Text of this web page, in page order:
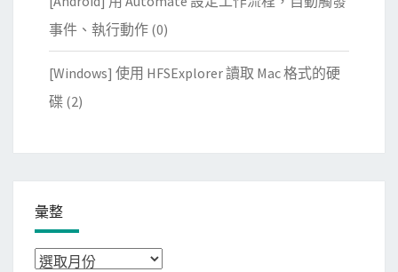
事件、執行動作 (0)
[Windows] 使用 HFSExplorer 讀取 Mac 格式的硬
碟 (2)
彙整
彙